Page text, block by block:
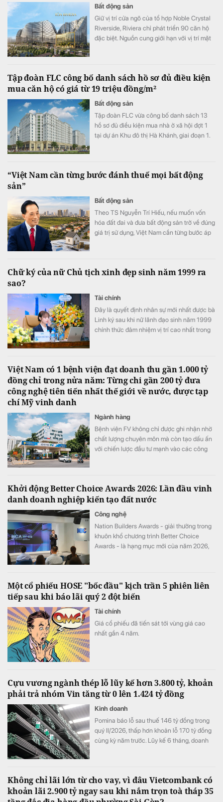
Bất động sản
Giữ vị trí cửa ngõ của tổ hợp Noble Crystal
Riverside, Riviera chỉ phát triển 90 căn hộ
đặc biệt. Nguồn cung giới hạn với vị trí mặt
căn hộ cao cấp khu Nam TP.HCM.
Tập đoàn FLC công bố danh sách hồ sơ đủ điều kiện
mua căn hộ có giá từ 19 triệu đồng/m²
Bất động sản
Tập đoàn FLC vừa công bố danh sách 13
hồ sơ đủ điều kiện mua nhà ở xã hội đợt 1
tại dự án Khu đô thị Hà Khánh, giai đoạn 1.
“Việt Nam cần từng bước đánh thuế mọi bất động
sản”
Bất động sản
Theo TS Nguyễn Trí Hiếu, nếu muốn vốn
hóa đất đai và đưa bất động sản trở về đúng
giá trị sử dụng, Việt Nam cần từng bước áp
Chữ ký của nữ Chủ tịch xinh đẹp sinh năm 1999 ra
sao?
Tài chính
Đây là quyết định nhân sự mới nhất được bà
Linh ký sau khi nữ lãnh đạo sinh năm 1999
chính thức đảm nhiệm vị trí cao nhất trong
Việt Nam có 1 bệnh viện đạt doanh thu gần 1.000 tỷ
đồng chỉ trong nửa năm: Từng chi gần 200 tỷ đưa
công nghệ tiên tiến nhất thế giới về nước, được tạp
chí Mỹ vinh danh
Ngành hàng
Bệnh viện FV không chỉ được ghi nhận nhờ
chất lượng chuyên môn mà còn tạo dấu ấn
với chiến lược đầu tư mạnh vào các công
Khởi động Better Choice Awards 2026: Lần đầu vinh
danh doanh nghiệp kiến tạo đất nước
Công nghệ
Nation Builders Awards - giải thưởng trong
khuôn khổ chương trình Better Choice
Awards - là hạng mục mới của năm 2026,
Một cổ phiếu HOSE "bốc đầu" kịch trần 5 phiên liên
tiếp sau khi báo lãi quý 2 đột biến
Tài chính
Giá cổ phiếu đã tiến sát tới vùng giá cao
nhất gần 4 năm.
Cựu vương ngành thép lỗ lũy kế hơn 3.800 tỷ, khoản
phải trả nhóm Vin tăng từ 0 lên 1.424 tỷ đồng
Kinh doanh
Pomina báo lỗ sau thuế 146 tỷ đồng trong
quý II/2026, thấp hơn khoản lỗ 170 tỷ đồng
cùng kỳ năm trước. Lũy kế 6 tháng, doanh
Không chỉ lãi lớn từ cho vay, vì đâu Vietcombank có
khoản lãi 2.900 tỷ ngay sau khi nắm trọn toà tháp 35